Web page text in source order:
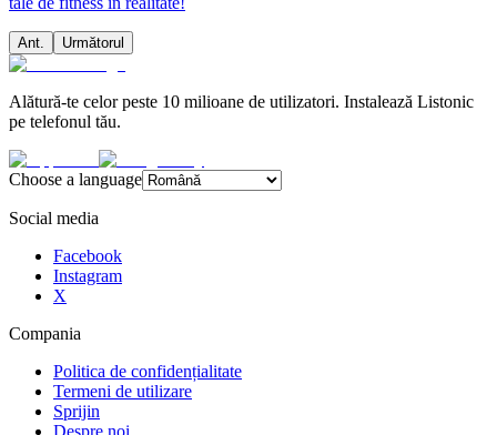
Ant. Următorul
Alătură-te celor peste 10 milioane de utilizatori. Instalează Listonic
pe telefonul tău.
Choose a language
Social media
Facebook
Instagram
X
Compania
Politica de confidențialitate
Termeni de utilizare
Sprijin
Despre noi